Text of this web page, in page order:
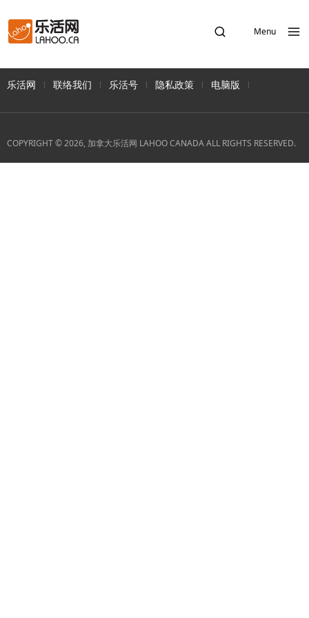
Menu
乐活网 联络我们 乐活号 隐私政策 电脑版
COPYRIGHT © 2026, 加拿大乐活网 LAHOO CANADA ALL RIGHTS RESERVED.